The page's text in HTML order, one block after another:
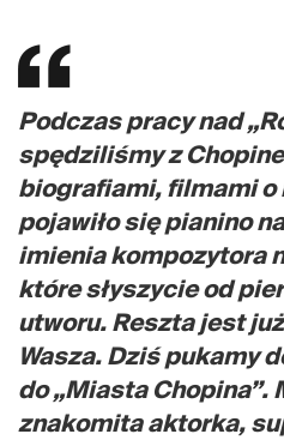
Podczas pracy nad
spędziliśmy z
biografiami, filmami o
pojawiło się pianino
imienia kompozytora
które słyszycie od
utworu. Reszta jest
Wasza. Dziś pukamy
do „Miasta Chopina”.
znakomita aktorka,